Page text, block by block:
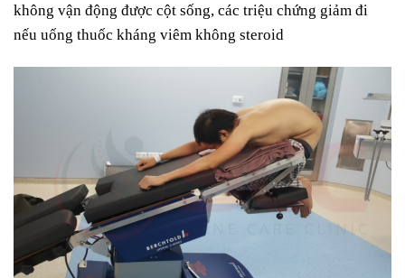
không vận động được cột sống, các triệu chứng giảm đi
nếu uống thuốc kháng viêm không steroid